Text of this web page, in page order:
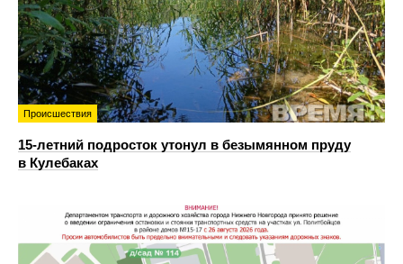
Происшествия
15-летний подросток утонул в безымянном пруду
в Кулебаках